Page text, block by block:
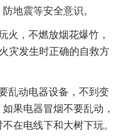
地震等安全意识。
火，不燃放烟花爆竹，
灾发生时正确的自救方
乱动电器设备，不到变
果电器冒烟不要乱动，
在电线下和大树下玩。